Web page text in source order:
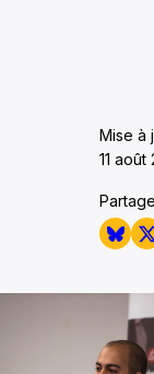
Mise à
11 août